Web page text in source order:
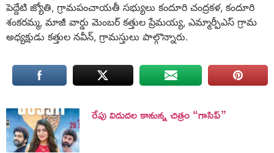
పెద్దేటి జ్యోతి, గ్రామపంచాయతీ సభ్యులు కందూరి చంద్రకళ, కందూరి
శంకరమ్మ, మాజీ వార్డు మెంబర్ కత్తుల ప్రేమయ్య, ఎమ్మార్పీఎస్ గ్రామ
అధ్యక్షుడు కత్తుల నవీన్, గ్రామస్తులు పాల్గొన్నారు.
రేపు విడుదల కానున్న చిత్రం “గాసిప్”